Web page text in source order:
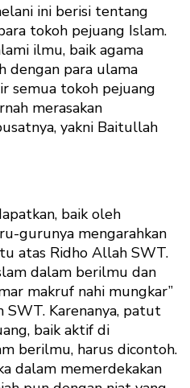
ini berisi tentang
tokoh pejuang Islam.
ilmu, baik agama
dengan para ulama
semua tokoh pejuang
merasakan
yakni Baitullah
baik oleh
gurunya mengarahkan
atas Ridho Allah SWT.
dalam berilmu dan
makruf nahi mungkar”
SWT. Karenanya, patut
baik aktif di
berilmu, harus dicontoh.
dalam memerdekakan